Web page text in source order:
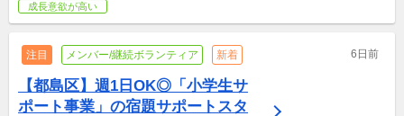
成長意欲が高い
注目 メンバー/継続ボランティア 新着 6日前
【都島区】週1日OK◎「小学生サ
ポート事業」の宿題サポートスタ